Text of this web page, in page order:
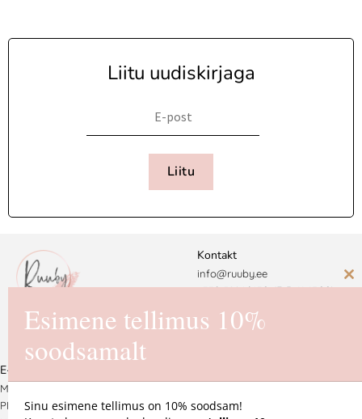
Liitu uudiskirjaga
Liitu
Ruuby Disain OÜ
Reg. nr. 16725550
Kontakt
info@ruuby.ee
+372 58846430 (E-R 11-17.00)
E-pood
MÜÜGITINGIMUSED
PRIVAATSUSPOLIITIKA
Esimene tellimus 10%
soodsamalt
Sinu esimene tellimus on 10% soodsam!